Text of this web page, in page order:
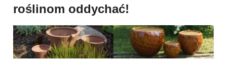
roślinom oddychać!